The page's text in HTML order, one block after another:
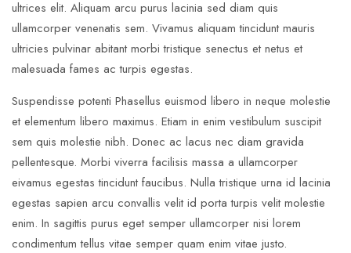
ultrices elit. Aliquam arcu purus lacinia sed diam quis
ullamcorper venenatis sem. Vivamus aliquam tincidunt mauris
ultricies pulvinar abitant morbi tristique senectus et netus et
malesuada fames ac turpis egestas.
Suspendisse potenti Phasellus euismod libero in neque molestie
et elementum libero maximus. Etiam in enim vestibulum suscipit
sem quis molestie nibh. Donec ac lacus nec diam gravida
pellentesque. Morbi viverra facilisis massa a ullamcorper
eivamus egestas tincidunt faucibus. Nulla tristique urna id lacinia
egestas sapien arcu convallis velit id porta turpis velit molestie
enim. In sagittis purus eget semper ullamcorper nisi lorem
condimentum tellus vitae semper quam enim vitae justo.